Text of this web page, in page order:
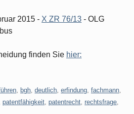
2015 - X ZR 76/13 - OLG
finden Sie hier:
bgh deutlich erfindung fachmann
patentfähigkeit patentrecht rechtsfrage